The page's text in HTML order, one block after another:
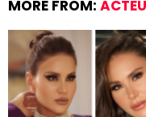
MORE FROM: